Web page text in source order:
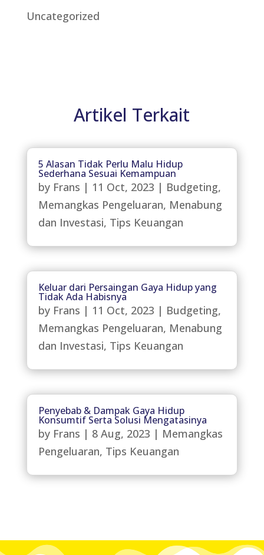
Uncategorized
Artikel Terkait
5 Alasan Tidak Perlu Malu Hidup
Sederhana Sesuai Kemampuan
by Frans | 11 Oct, 2023 | Budgeting,
Memangkas Pengeluaran, Menabung
dan Investasi, Tips Keuangan
Keluar dari Persaingan Gaya Hidup yang
Tidak Ada Habisnya
by Frans | 11 Oct, 2023 | Budgeting,
Memangkas Pengeluaran, Menabung
dan Investasi, Tips Keuangan
Penyebab & Dampak Gaya Hidup
Konsumtif Serta Solusi Mengatasinya
by Frans | 8 Aug, 2023 | Memangkas
Pengeluaran, Tips Keuangan